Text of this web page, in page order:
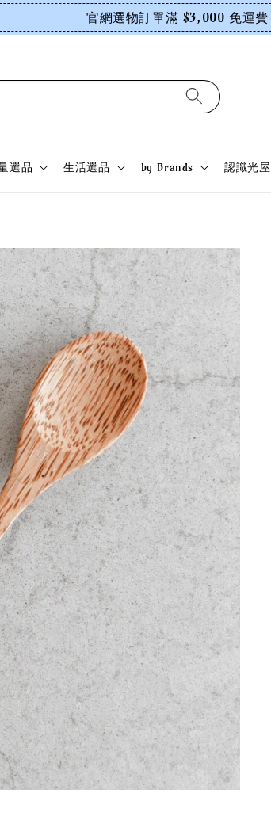
官網選物訂單滿 $3,000 免運費
選品 生活選品 by Brands 認識光屋